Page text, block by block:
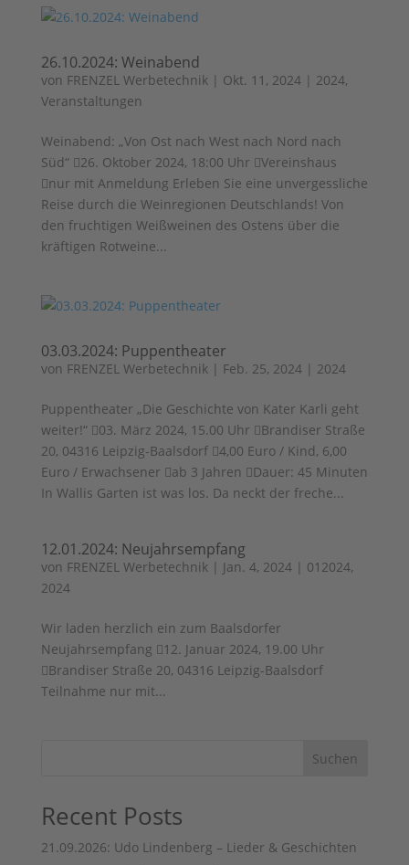
26.10.2024: Weinabend
von FRENZEL Werbetechnik| Okt. 11, 2024| 2024,
Veranstaltungen
Weinabend: „Von Ost nach West nach Nord nach
Süd“ 26. Oktober 2024, 18:00 Uhr Vereinshaus
nur mit Anmeldung Erleben Sie eine unvergessliche
Reise durch die Weinregionen Deutschlands! Von
den fruchtigen Weißweinen des Ostens über die
kräftigen Rotweine...
03.03.2024: Puppentheater
von FRENZEL Werbetechnik| Feb. 25, 2024| 2024
Puppentheater „Die Geschichte von Kater Karli geht
weiter!“ 03. März 2024, 15.00 Uhr Brandiser Straße
20, 04316 Leipzig-Baalsdorf 4,00 Euro / Kind, 6,00
Euro / Erwachsener ab 3 Jahren Dauer: 45 Minuten
In Wallis Garten ist was los. Da neckt der freche...
12.01.2024: Neujahrsempfang
von FRENZEL Werbetechnik| Jan. 4, 2024| 012024,
2024
Wir laden herzlich ein zum Baalsdorfer
Neujahrsempfang 12. Januar 2024, 19.00 Uhr
Brandiser Straße 20, 04316 Leipzig-Baalsdorf
Teilnahme nur mit...
Suchen
Recent Posts
21.09.2026: Udo Lindenberg – Lieder & Geschichten